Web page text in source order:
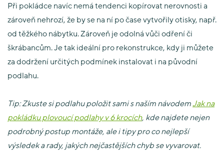
Při pokládce navíc nemá tendenci kopírovat nerovnosti a
zároveň nehrozí, že by se na ní po čase vytvořily otisky, např.
od těžkého nábytku. Zároveň je odolná vůči odření či
škrábancům. Je tak ideální pro rekonstrukce, kdy ji můžete
za dodržení určitých podmínek instalovat i na původní
podlahu.
Tip: Zkuste si podlahu položit sami s naším návodemJak na
pokládku plovoucí podlahy v 6 krocích, kde najdete nejen
podrobný postup montáže, ale i tipy pro co nejlepší
výsledek a rady, jakých nejčastějších chyb se vyvarovat.